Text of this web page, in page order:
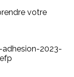
votre
2023-